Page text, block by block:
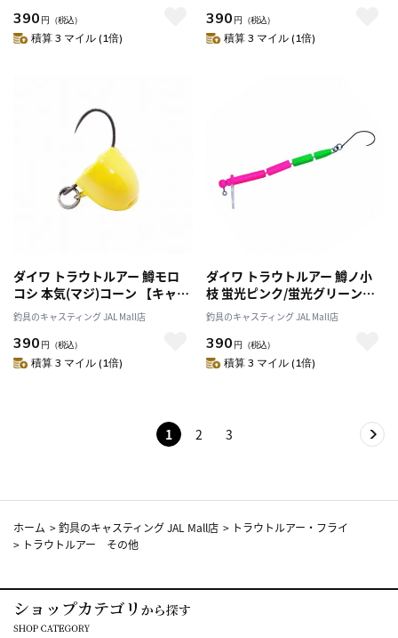
390 円 （税込）
積算 3 マイル (1倍)
390 円 （税込）
積算 3 マイル (1倍)
ダイワ トラウトルアー 鱒モロ
コシ 本気(マジ)コーン 【キャス
ティングオリジナルカラー】
釣具のキャスティング JAL Mall店
390 円 （税込）
積算 3 マイル (1倍)
ダイワ トラウトルアー 鱒ノ小
枝 蛍光ピンク/蛍光グリーン
【キャスティングオリジナルカ
ラー】
釣具のキャスティング JAL Mall店
390 円 （税込）
積算 3 マイル (1倍)
1 2 3
ホーム >釣具のキャスティング JAL Mall店 > トラウトルアー・フライ
> トラウトルアー その他